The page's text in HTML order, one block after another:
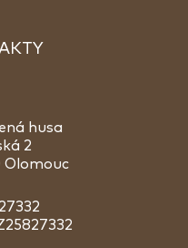
husa
2
Olomouc